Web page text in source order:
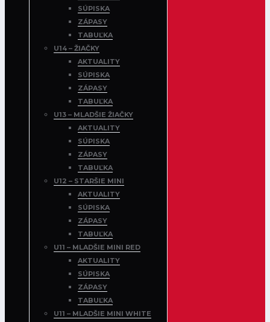
SÚPISKA
ZÁPASY
TABUĽKA
U14 – ŽIAČKY
AKTUALITY
SÚPISKA
ZÁPASY
TABUĽKA
U13 – MLADŠIE ŽIAČKY
AKTUALITY
SÚPISKA
ZÁPASY
TABUĽKA
U12 – STARŠIE MINI
AKTUALITY
SÚPISKA
ZÁPASY
TABUĽKA
U11 – MLADŠIE MINI RED
AKTUALITY
SÚPISKA
ZÁPASY
TABUĽKA
U11 – MLADŠIE MINI WHITE